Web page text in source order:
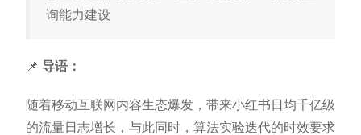
询能力建设
📌 导语：
随着移动互联网内容生态爆发，带来小红书日均千亿级
的流量日志增长，与此同时，算法实验迭代的时效要求